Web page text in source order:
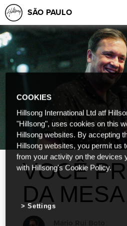
SÃO PAULO
VOCÊ
DA MESA
COOKIES
Hillsong International Ltd atf
"Hillsong", uses cookies on this
Hillsong websites. By accepting
Hillsong websites, you permit us
from your activity on the devices
with Hillsong's Cookie Policy.
Settings